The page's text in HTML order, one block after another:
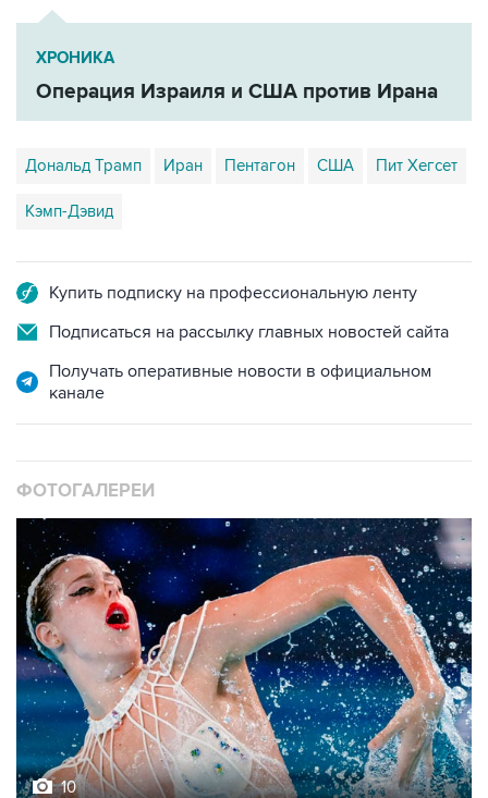
ХРОНИКА
Операция Израиля и США против Ирана
Дональд Трамп Иран Пентагон США Пит Хегсет
Кэмп-Дэвид
Купить подписку на профессиональную ленту
Подписаться на рассылку главных новостей сайта
Получать оперативные новости в официальном
канале
ФОТОГАЛЕРЕИ
10